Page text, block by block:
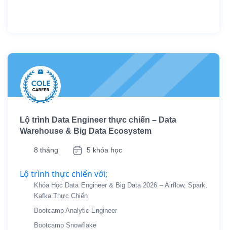
Lộ trình Data Engineer thực chiến – Data
Warehouse & Big Data Ecosystem
8 tháng 5 khóa học
Lộ trình thực chiến với;
Khóa Học Data Engineer & Big Data 2026 – Airflow, Spark,
Kafka Thực Chiến
Bootcamp Analytic Engineer
Bootcamp Snowflake